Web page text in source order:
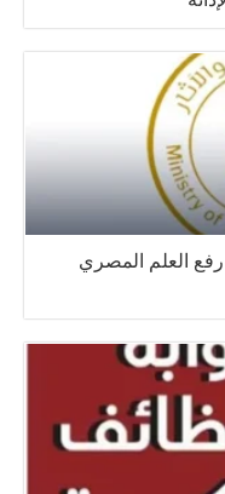
العلم المصري